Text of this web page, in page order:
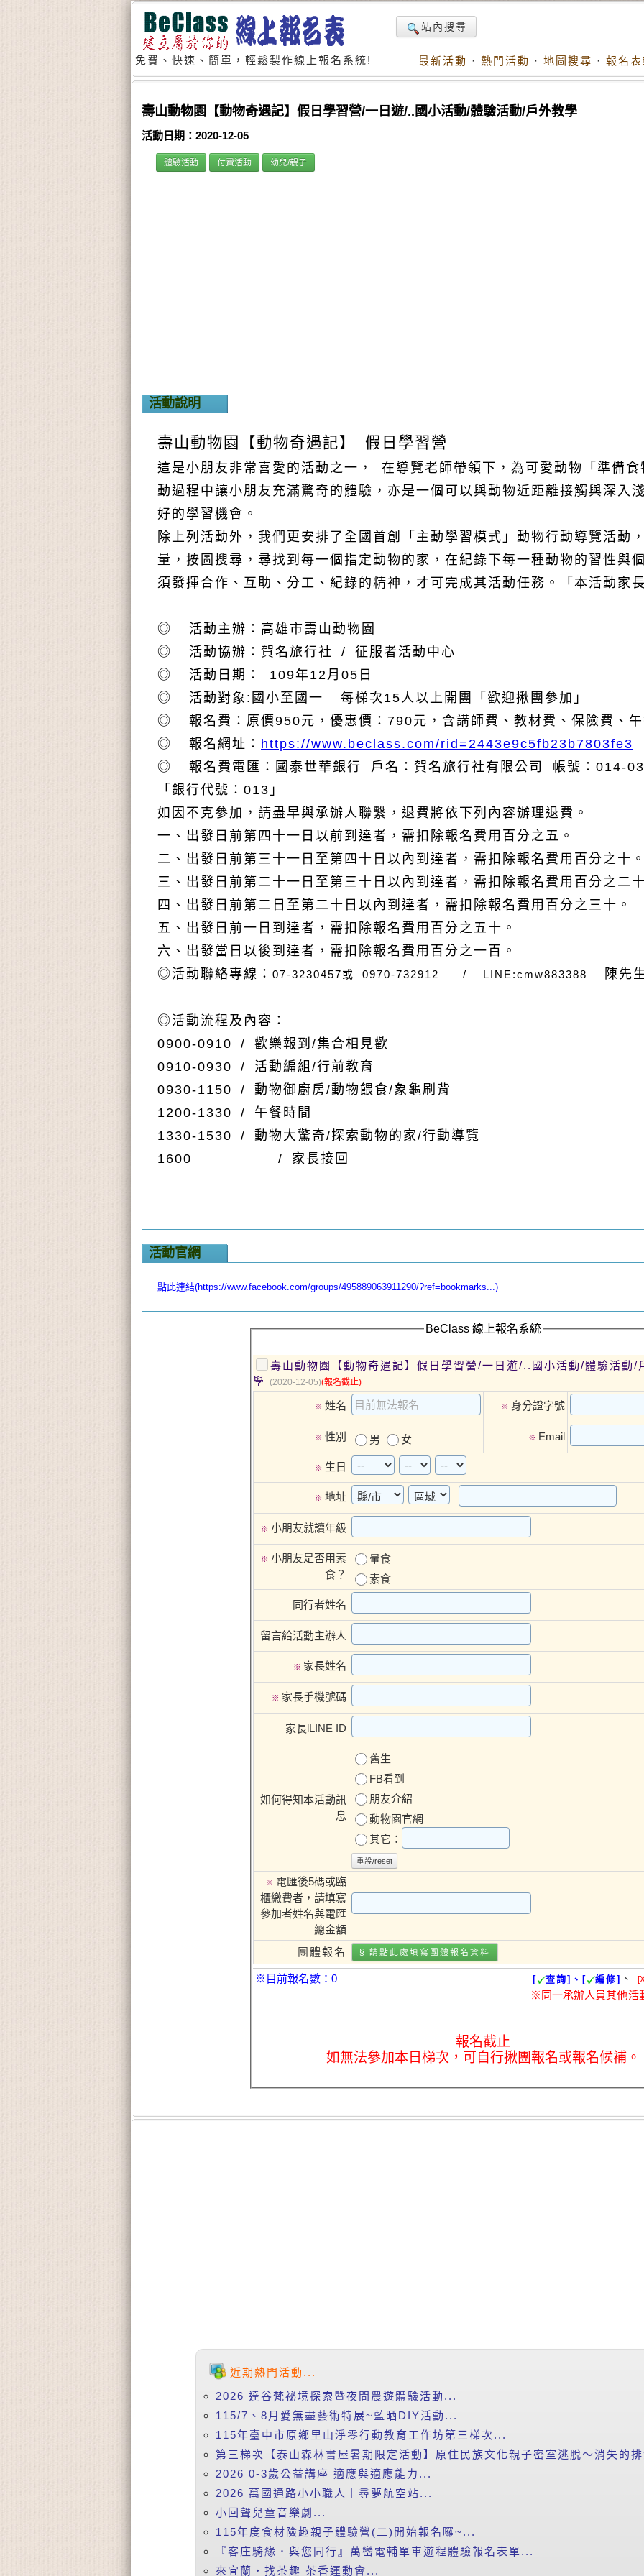
免費、快速、簡單，輕鬆製作線上報名系統!
站內搜尋
最新活動 · 熱門活動 · 地圖搜尋 · 報名
壽山動物園【動物奇遇記】假日學習營/一日遊/..國小活動/體驗活動/戶外教學
活動日期：2020-12-05
體驗活動 付費活動 幼兒/親子
活動說明
壽山動物園【動物奇遇記】 假日學習營
這是小朋友非常喜愛的活動之一，
在導覽老師帶領下，為可愛動物「準備食
動過程中讓小朋友充滿驚奇的體驗，亦是一個可以與動物近距離接觸與深入
好的學習機會。
除上列活動外，我們更安排了全國首創「主動學習模式」動物行動導覽活動
量，按圖搜尋，尋找到每一個指定動物的家，在紀錄下每一種動物的習性與
須發揮合作 、互助、 分工 、 紀錄的精神，才可完成其活動任務。「本活動家
◎ 活動主辦：高雄市壽山動物園
◎ 活動協辦：賀名旅行社 / 征服者活動中心
◎ 活動日期： 109年12 月 05 日
◎ 活動對象 : 國小至國一 每梯次 15 人以上開團「歡迎揪團參加」
◎ 報名費：原價950元，優惠價： 790元， 含講師費、教材費、保 險費、
◎ 報名網址： https://www.beclass.com/rid=2443e9c5fb23b7803fe3
◎ 報名費電匯：國泰世華銀行 戶名：賀名旅行社有限公司 帳號： 014-
「銀行代號： 013 」
如因不克參加，請盡早與承辦人聯繫，退費將依下列內容辦理退費。
一、出發日前第四十一日以前到達者，需扣除報名費用百分之五。
二、出發日前第三十一日至第四十日以內到達者，需扣除報名費用百分之十
三、出發日前第二十一日至第三十日以內到達者，需扣除報名費用百分之二
四、出發日前第二日至第二十日以內到達者，需扣除報名費用百分之三十。
五、出發日前一日到達者，需扣除報名費用百分之五十。
六、出發當日以後到達者，需扣除報名費用百分之一百。
◎ 活動聯絡專線： 07-3230457或 0970-732912 / LINE:cmw883388 陳先
◎活動流程及內容：
0900-0910 / 歡樂報到 /集合相見歡
0910-0930 / 活動編組 /行前教育
0930-1150 / 動物御廚房/動物餵食/象龜刷背
1200-1330 / 午餐時間
1330-1530 / 動物大驚奇/探索動物的家/行動導覽
1600 / 家長接回
活動官網
點此連結(https://www.facebook.com/groups/495889063911290/?ref=bookmarks...)
BeClass 線上報名系統
壽山動物園【動物奇遇記】假日學習營/一日遊/..國小活動/體驗活動/
學 (2020-12-05)(報名截止)
※ 姓名 ※ 身分證字號
※ 性別 男 女 ※ Email
※ 生日
※ 地址
※ 小朋友就讀年級
※ 小朋友是否用素
食？
暈食
素食
同行者姓名
留言給活動主辦人
※ 家長姓名
※ 家長手機號碼
家長lLINE ID
如何得知本活動訊
息
舊生
FB看到
朋友介紹
動物園官網
其它：
重設/reset
※ 電匯後5碼或臨
櫃繳費者，請填寫
參加者姓名與電匯
總金額
團體報名
§ 請點此處填寫 團體報名 資料
※目前報名數：0 [ 查詢]、[ 編修] 、
※同一承辦人員其他活
報名截止
如無法參加本日梯次，可自行揪團報名或報名候補。
近期熱門活動...
2026 達谷梵祕境探索暨夜間農遊體驗活動...
115/7、8月愛無盡藝術特展~藍晒DIY活動...
115年臺中市原鄉里山淨零行動教育工作坊第三梯次...
第三梯次【泰山森林書屋暑期限定活動】原住民族文化親子密室逃脫～消失的
2026 0-3歲公益講座 適應與適應能力...
2026 萬國通路小小職人｜尋夢航空站...
小回聲兒童音樂劇...
115年度食材險趣親子體驗營(二)開始報名囉~...
『客庄騎緣．與您同行』萬巒電輔單車遊程體驗報名表單...
來宜蘭‧找茶趣 茶香運動會...